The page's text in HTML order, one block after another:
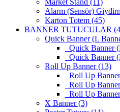
Alarm (Sensör)
Karton Totem (45)
BANNER TUTUCULAR
Quick Banner (L
Quick Banner
Quick Banner
Roll Up Banner (13)
Roll Up
Roll Up
Roll Up
X Banner (3)